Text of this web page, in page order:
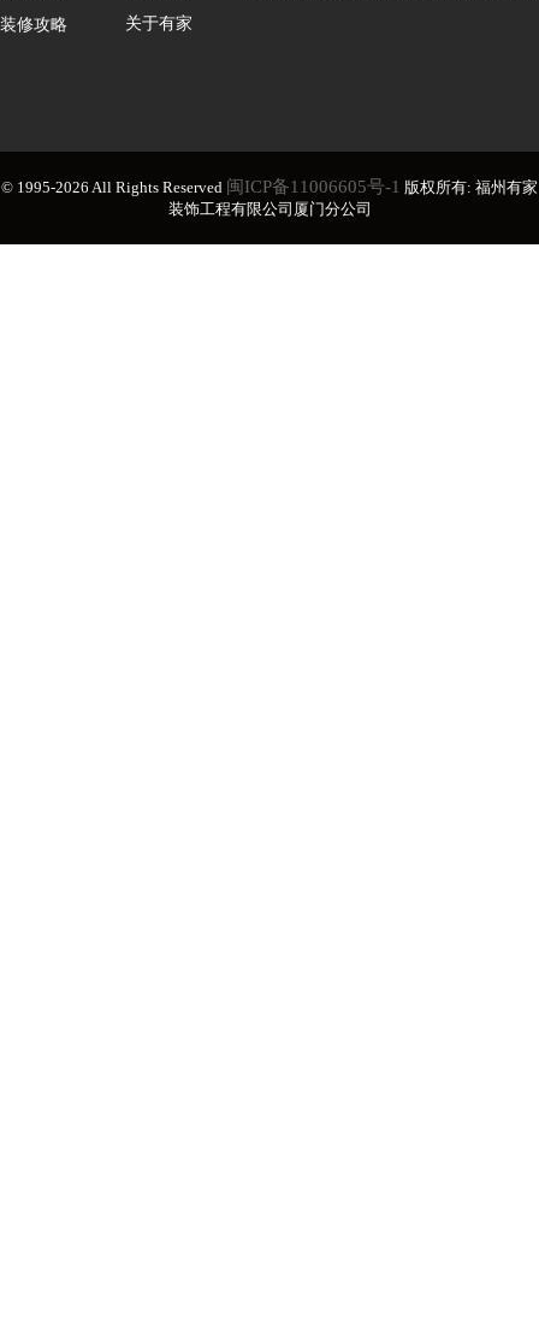
装修攻略
关于有家
© 1995-2026 All Rights Reserved 闽ICP备11006605号-1 版权所有: 福州有家
装饰工程有限公司厦门分公司